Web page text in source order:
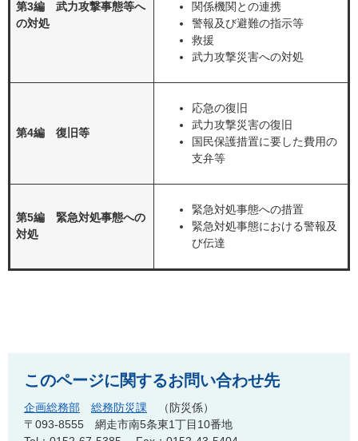
第3編 武力攻撃事態等へ
の対処
関係機関との連携
警報及び避難の指示等
救援
武力攻撃災害への対処
第4編 復旧等
応急の復旧
武力攻撃災害の復旧
国民保護措置に要した費用の
支弁等
第5編 緊急対処事態への
対処
緊急対処事態への措置
緊急対処事態における警報及
び伝達
このページに関するお問い合わせ先
企画総務部 総務防災課
防災係
〒093-8555
網走市南5条東1丁目10番地